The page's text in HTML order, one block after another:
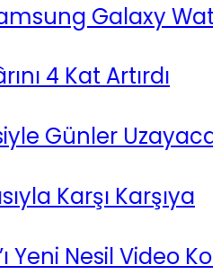
Galaxy Watch
Kat Artırdı
Uzayacak !
Karşı Karşıya
Nesil Video